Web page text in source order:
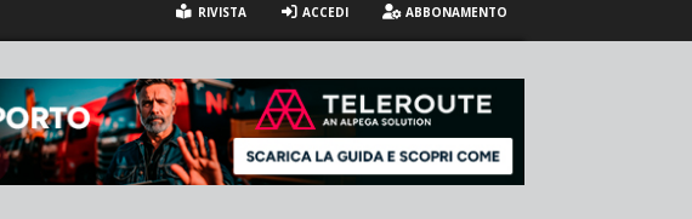
RIVISTA ACCEDI ABBONAMENTO